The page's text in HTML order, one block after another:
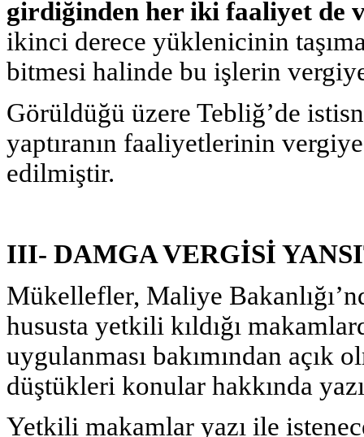
girdiğinden her iki faaliyet de
ikinci derece yüklenicinin
bitmesi halinde bu işlerin
Görüldüğü üzere Tebliğ’de
yaptıranın faaliyetlerinin
edilmiştir.
III- DAMGA VERGİSİ
Mükellefler, Maliye
hususta yetkili kıldığı
uygulanması bakımından açık
düştükleri konular hakkında
Yetkili makamlar yazı ile